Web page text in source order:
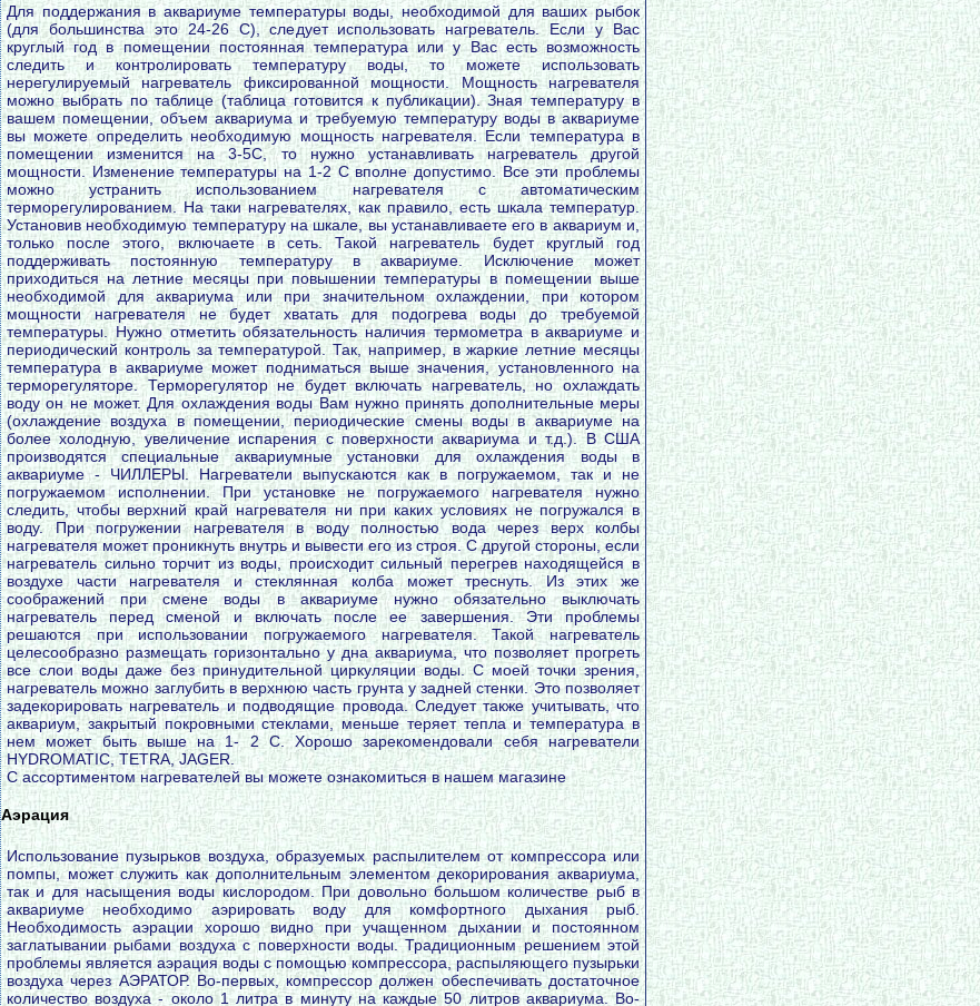
Для поддержания в аквариуме температуры воды, необходимой для ваших рыбок
(для большинства это 24-26 С), следует использовать нагреватель. Если у Вас
круглый год в помещении постоянная температура или у Вас есть возможность
следить и контролировать температуру воды, то можете использовать
нерегулируемый нагреватель фиксированной мощности. Мощность нагревателя
можно выбрать по таблице (таблица готовится к публикации). Зная температуру в
вашем помещении, объем аквариума и требуемую температуру воды в аквариуме
вы можете определить необходимую мощность нагревателя. Если температура в
помещении изменится на 3-5С, то нужно устанавливать нагреватель другой
мощности. Изменение температуры на 1-2 С вполне допустимо. Все эти проблемы
можно устранить использованием нагревателя с автоматическим
терморегулированием. На таки нагревателях, как правило, есть шкала температур.
Установив необходимую температуру на шкале, вы устанавливаете его в аквариум и,
только после этого, включаете в сеть. Такой нагреватель будет круглый год
поддерживать постоянную температуру в аквариуме. Исключение может
приходиться на летние месяцы при повышении температуры в помещении выше
необходимой для аквариума или при значительном охлаждении, при котором
мощности нагревателя не будет хватать для подогрева воды до требуемой
температуры. Нужно отметить обязательность наличия термометра в аквариуме и
периодический контроль за температурой. Так, например, в жаркие летние месяцы
температура в аквариуме может подниматься выше значения, установленного на
терморегуляторе. Терморегулятор не будет включать нагреватель, но охлаждать
воду он не может. Для охлаждения воды Вам нужно принять дополнительные меры
(охлаждение воздуха в помещении, периодические смены воды в аквариуме на
более холодную, увеличение испарения с поверхности аквариума и т.д.). В США
производятся специальные аквариумные установки для охлаждения воды в
аквариуме - ЧИЛЛЕРЫ. Нагреватели выпускаются как в погружаемом, так и не
погружаемом исполнении. При установке не погружаемого нагревателя нужно
следить, чтобы верхний край нагревателя ни при каких условиях не погружался в
воду. При погружении нагревателя в воду полностью вода через верх колбы
нагревателя может проникнуть внутрь и вывести его из строя. С другой стороны, если
нагреватель сильно торчит из воды, происходит сильный перегрев находящейся в
воздухе части нагревателя и стеклянная колба может треснуть. Из этих же
соображений при смене воды в аквариуме нужно обязательно выключать
нагреватель перед сменой и включать после ее завершения. Эти проблемы
решаются при использовании погружаемого нагревателя. Такой нагреватель
целесообразно размещать горизонтально у дна аквариума, что позволяет прогреть
все слои воды даже без принудительной циркуляции воды. С моей точки зрения,
нагреватель можно заглубить в верхнюю часть грунта у задней стенки. Это позволяет
задекорировать нагреватель и подводящие провода. Следует также учитывать, что
аквариум, закрытый покровными стеклами, меньше теряет тепла и температура в
нем может быть выше на 1- 2 С. Хорошо зарекомендовали себя нагреватели
HYDROMATIC, TETRA, JAGER.
С ассортиментом нагревателей вы можете ознакомиться в нашем магазине
Аэрация
Использование пузырьков воздуха, образуемых распылителем от компрессора или
помпы, может служить как дополнительным элементом декорирования аквариума,
так и для насыщения воды кислородом. При довольно большом количестве рыб в
аквариуме необходимо аэрировать воду для комфортного дыхания рыб.
Необходимость аэрации хорошо видно при учащенном дыхании и постоянном
заглатывании рыбами воздуха с поверхности воды. Традиционным решением этой
проблемы является аэрация воды с помощью компрессора, распыляющего пузырьки
воздуха через АЭРАТОР. Во-первых, компрессор должен обеспечивать достаточное
количество воздуха - около 1 литра в минуту на каждые 50 литров аквариума. Во-